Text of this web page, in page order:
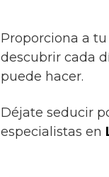
Proporciona a
descubrir cada
puede hacer.
Déjate seducir
especialistas en